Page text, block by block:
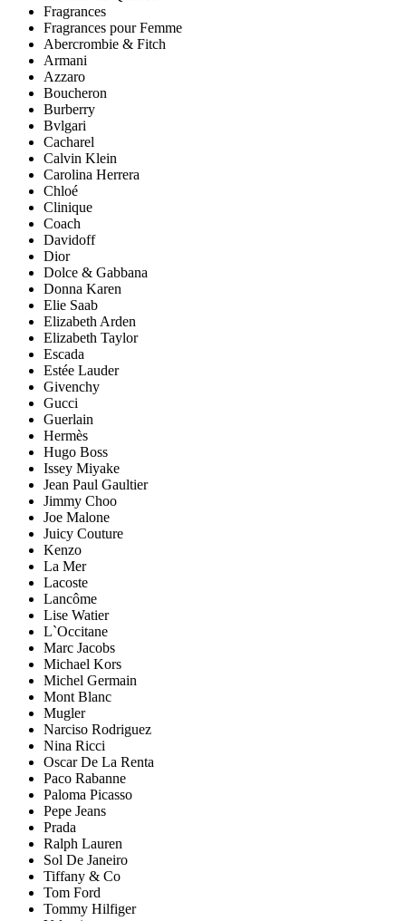
Fragrances
Fragrances pour Femme
Abercrombie & Fitch
Armani
Azzaro
Boucheron
Burberry
Bvlgari
Cacharel
Calvin Klein
Carolina Herrera
Chloé
Clinique
Coach
Davidoff
Dior
Dolce & Gabbana
Donna Karen
Elie Saab
Elizabeth Arden
Elizabeth Taylor
Escada
Estée Lauder
Givenchy
Gucci
Guerlain
Hermès
Hugo Boss
Issey Miyake
Jean Paul Gaultier
Jimmy Choo
Joe Malone
Juicy Couture
Kenzo
La Mer
Lacoste
Lancôme
Lise Watier
L`Occitane
Marc Jacobs
Michael Kors
Michel Germain
Mont Blanc
Mugler
Narciso Rodriguez
Nina Ricci
Oscar De La Renta
Paco Rabanne
Paloma Picasso
Pepe Jeans
Prada
Ralph Lauren
Sol De Janeiro
Tiffany & Co
Tom Ford
Tommy Hilfiger